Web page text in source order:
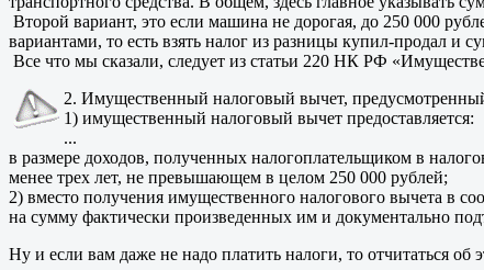
Второй вариант, это если машина не дорогая, до 250 000
вариантами, то есть взять налог из разницы купил-продал и
Все что мы сказали, следует из статьи 220 НК РФ
2. Имущественный налоговый вычет,
1) имущественный налоговый вычет предоставляется:
...
в размере доходов, полученных налогоплательщиком в
менее трех лет, не превышающем в целом 250 000 рублей;
2) вместо получения имущественного налогового вычета в
на сумму фактически произведенных им и документально
Ну и если вам даже не надо платить налоги, то отчитаться об